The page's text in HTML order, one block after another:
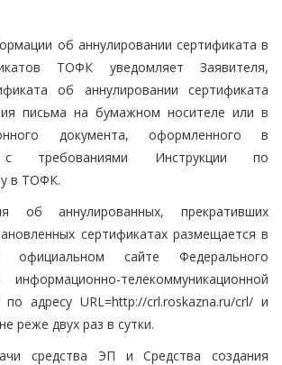
об аннулировании сертификата в
ТОФК уведомляет Заявителя,
об аннулировании сертификата
письма на бумажном носителе или в
документа, оформленного в
с требованиями Инструкции по
в ТОФК.
об аннулированных, прекративших
сертификатах размещается в
сайте Федерального
телекоммуникационной
адресу URL=http://crl.roskazna.ru/crl/ и
реже двух раз в сутки.
средства ЭП и Средства создания